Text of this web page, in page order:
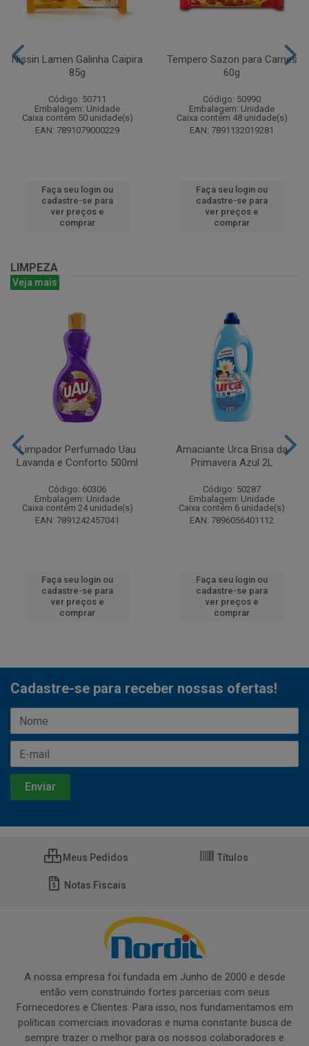
Nissin Lamen Galinha Caipira
85g
Código: 50711
Embalagem: Unidade
Caixa contém 50 unidade(s)
EAN: 7891079000229
Faça seu login ou
cadastre-se para
ver preços e
comprar
Tempero Sazon para Carnes
60g
Código: 50990
Embalagem: Unidade
Caixa contém 48 unidade(s)
EAN: 7891132019281
Faça seu login ou
cadastre-se para
ver preços e
comprar
LIMPEZA
Veja mais
Limpador Perfumado Uau
Lavanda e Conforto 500ml
Código: 60306
Embalagem: Unidade
Caixa contém 24 unidade(s)
EAN: 7891242457041
Faça seu login ou
cadastre-se para
ver preços e
comprar
Amaciante Urca Brisa da
Primavera Azul 2L
Código: 50287
Embalagem: Unidade
Caixa contém 6 unidade(s)
EAN: 7896056401112
Faça seu login ou
cadastre-se para
ver preços e
comprar
Cadastre-se para receber nossas ofertas!
Meus Pedidos Títulos
Notas Fiscais
A nossa empresa foi fundada em Junho de 2000 e desde
então vem construindo fortes parcerias com seus
Fornecedores e Clientes. Para isso, nos fundamentamos em
políticas comerciais inovadoras e numa constante busca de
sempre trazer o melhor para os nossos colaboradores e